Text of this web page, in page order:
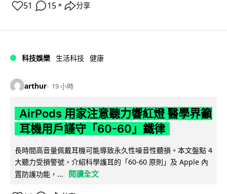
51 15 ↗ 分享
科技娛樂 生活科技 健康
arthur 19 小時
AirPods 用家注意聽力響紅燈 醫學界籲
耳機用戶謹守「60-60」鐵律
長時間高音量佩戴耳機可能導致永久性噪音性聽損。本文盤點 4
大聽力受損警號，介紹科學護耳的「60-60 原則」及 Apple 內
置防護功能，...
閱讀全文